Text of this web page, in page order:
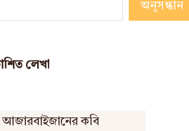
অনূসন্ধান
লেখা
আজারবাইজানের কবি